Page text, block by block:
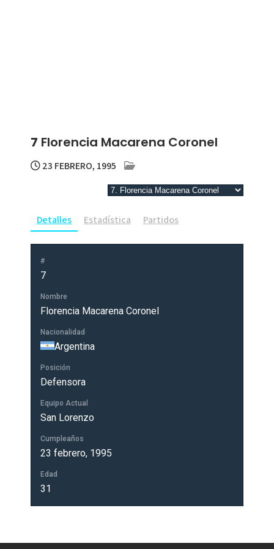
7 Florencia Macarena Coronel
23 FEBRERO, 1995
Detalles Estadística Partidos
#
7
Nombre
Florencia Macarena Coronel
Nacionalidad
Argentina
Posición
Defensora
Equipo Actual
San Lorenzo
Cumpleaños
23 febrero, 1995
Edad
31